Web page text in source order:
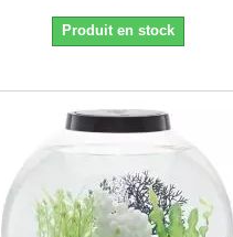
Produit en stock